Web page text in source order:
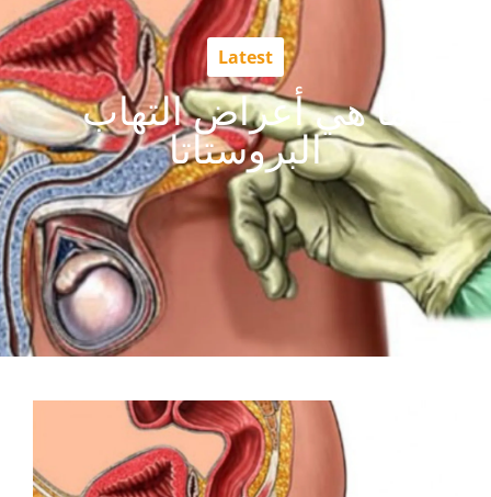
Latest
ما هي أعراض التهاب
البروستاتا